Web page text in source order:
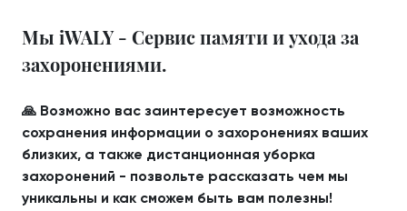
Мы iWALY - Сервис памяти и ухода за
захоронениями.
🙏 Возможно вас заинтересует возможность
сохранения информации о захоронениях ваших
близких, а также дистанционная уборка
захоронений - позвольте рассказать чем мы
уникальны и как сможем быть вам полезны!